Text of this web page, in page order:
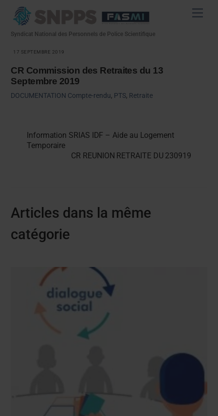
Syndicat National des Personnels de Police Scientifique
17 SEPTEMBRE 2019
CR Commission des Retraites du 13
Septembre 2019
DOCUMENTATION Compte-rendu, PTS, Retraite
Information SRIAS IDF – Aide au Logement
Temporaire
CR REUNION RETRAITE DU 230919
Articles dans la même
catégorie